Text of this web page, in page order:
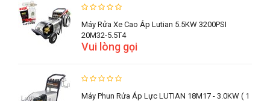
Máy Rửa Xe Cao Áp Lutian 5.5KW 3200PSI
20M32-5.5T4
Vui lòng gọi
Máy Phun Rửa Áp Lực LUTIAN 18M17 - 3.0KW ( 1